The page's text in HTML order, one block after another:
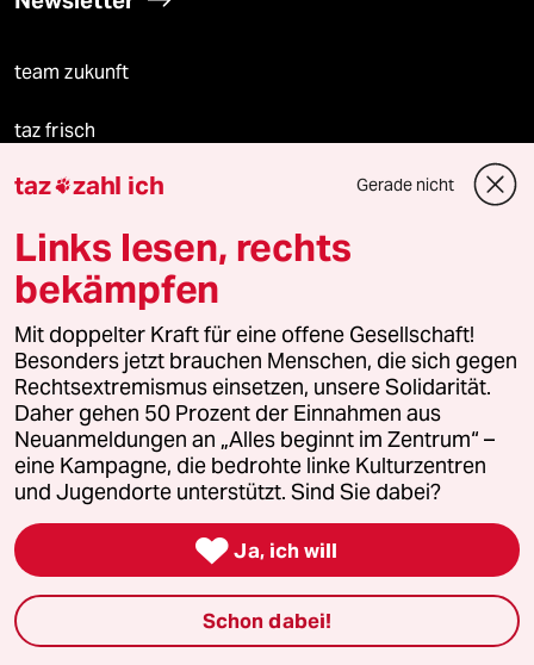
team zukunft
taz frisch
taz zahl ich
taz lab Infobrief
Veranstaltungen
Demnächst
Vor Ort
Live im Stream
Vergangene
taz zahl ich Gerade nicht
Links lesen, rechts
bekämpfen
Mit doppelter Kraft für eine offene Gesellschaft!
Besonders jetzt brauchen Menschen, die sich gegen
Rechtsextremismus einsetzen, unsere Solidarität.
Daher gehen 50 Prozent der Einnahmen aus
Neuanmeldungen an „Alles beginnt im Zentrum“ –
eine Kampagne, die bedrohte linke Kulturzentren
und Jugendorte unterstützt. Sind Sie dabei?
 Ja, ich will
Schon dabei!